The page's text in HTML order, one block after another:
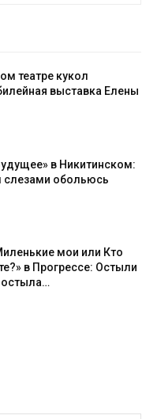
театре кукол
выставка Елены
в Никитинском:
обольюсь
мои или Кто
в Прогрессе: Остыли
остыла…